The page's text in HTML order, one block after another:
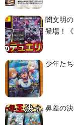
闇文明
登場！
少年た
鼻差の